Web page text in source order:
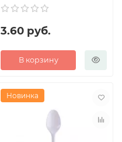
3.60 руб.
В корзину
Новинка